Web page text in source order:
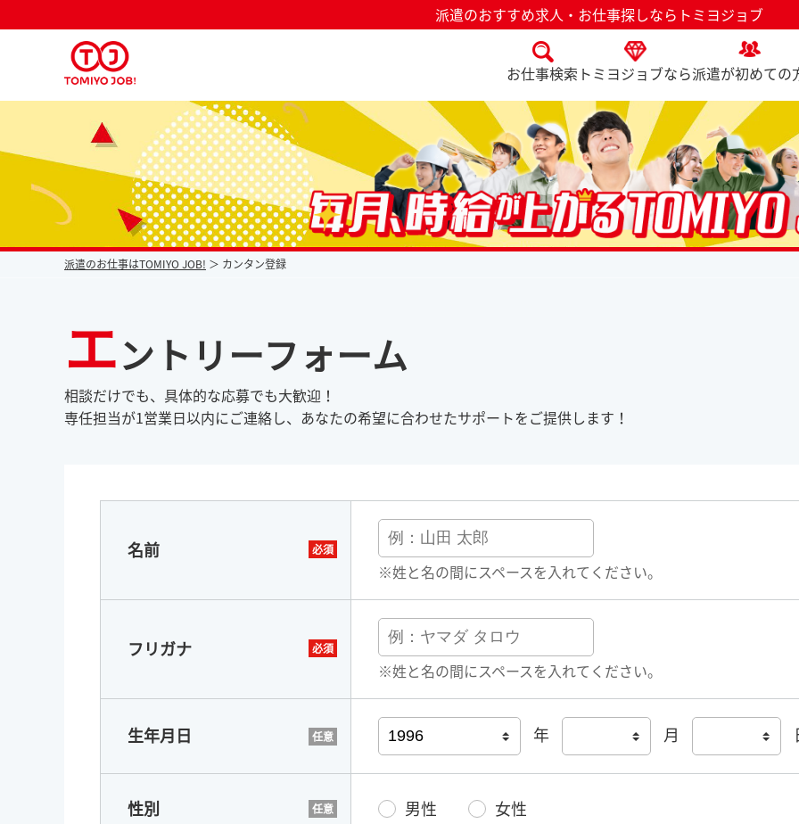
派遣のおすすめ求人・お仕事探しならトミヨジョブ
お仕事検索 トミヨジョブなら派遣が初めての
派遣なら毎月時給が上がるトミヨジョブ
派遣のお仕事はTOMIYO JOB! カンタン登録
エントリーフォーム
相談だけでも、具体的な応募でも大歓迎！
専任担当が1営業日以内にご連絡し、あなたの希望に合わせたサポートをご提供します！
名前
※姓と名の間にスペースを入れてください。
フリガナ
※姓と名の間にスペースを入れてください。
生年月日 年 月
性別 男性 女性